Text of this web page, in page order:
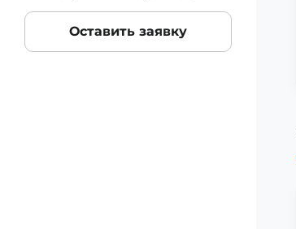
Оставить заявку